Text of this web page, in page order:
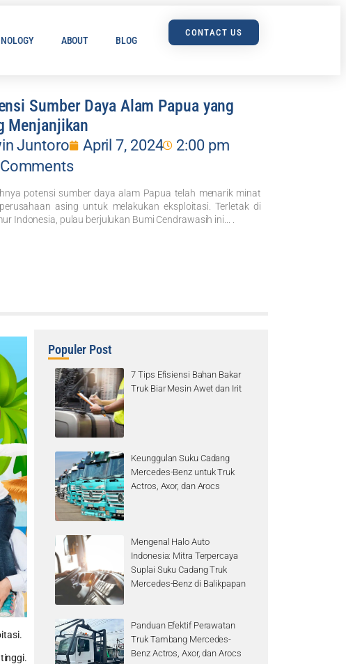
ABOUT BLOG
CONTACT US
Sumber Daya Alam Papua yang
Menjanjikan
Juntoro April 7, 2024
2:00 pm
potensi sumber daya alam Papua telah menarik minat
asing untuk melakukan eksploitasi. Terletak di
Indonesia, pulau berjulukan Bumi Cendrawasih ini... .
Populer Post
7 Tips Efisiensi Bahan Bakar
Truk Biar Mesin Awet dan Irit
Keunggulan Suku Cadang
Mercedes-Benz untuk Truk
Actros, Axor, dan Arocs
Mengenal Halo Auto
Indonesia: Mitra Terpercaya
Suplai Suku Cadang Truk
Mercedes-Benz di Balikpapan
Panduan Efektif Perawatan
Truk Tambang Mercedes-
Benz Actros, Axor, dan Arocs